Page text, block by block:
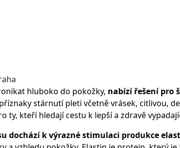
hluboko do pokožky, nabízí řešení pro
stárnutí pleti včetně vrásek, citlivou,
ty, kteří hledají cestu k lepší a zdravě
dochází k výrazné stimulaci produkce